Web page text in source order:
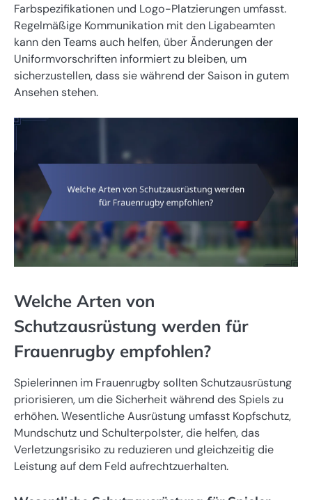
Farbspezifikationen und Logo-Platzierungen umfasst.
Regelmäßige Kommunikation mit den Ligabeamten
kann den Teams auch helfen, über Änderungen der
Uniformvorschriften informiert zu bleiben, um
sicherzustellen, dass sie während der Saison in gutem
Ansehen stehen.
Welche Arten von
Schutzausrüstung werden für
Frauenrugby empfohlen?
Spielerinnen im Frauenrugby sollten Schutzausrüstung
priorisieren, um die Sicherheit während des Spiels zu
erhöhen. Wesentliche Ausrüstung umfasst Kopfschutz,
Mundschutz und Schulterpolster, die helfen, das
Verletzungsrisiko zu reduzieren und gleichzeitig die
Leistung auf dem Feld aufrechtzuerhalten.